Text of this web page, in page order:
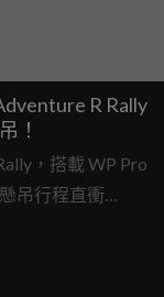
R Rally
！
，搭載 WP Pro
吊行程直衝
示間。